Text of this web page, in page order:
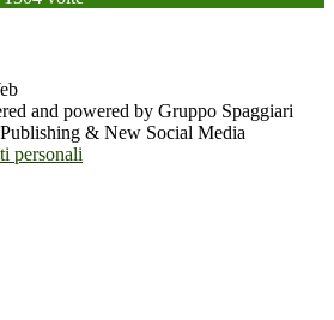
and powered by Gruppo Spaggiari
& New Social Media
personali